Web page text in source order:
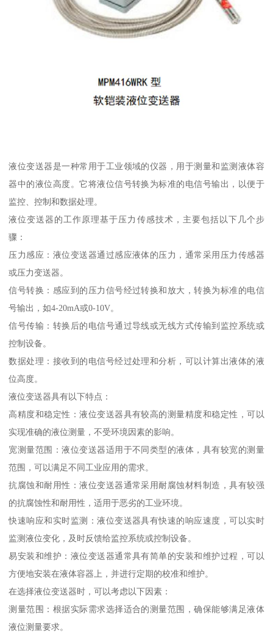
液位变送器是一种常用于工业领域的仪器，用于测量和监测液体容
器中的液位高度。它将液位信号转换为标准的电信号输出，以便于
监控、控制和数据处理。
液位变送器的工作原理基于压力传感技术，主要包括以下几个步
骤：
压力感应：液位变送器通过感应液体的压力，通常采用压力传感器
或压力变送器。
信号转换：感应到的压力信号经过转换和放大，转换为标准的电信
号输出，如4-20mA或0-10V。
信号传输：转换后的电信号通过导线或无线方式传输到监控系统或
控制设备。
数据处理：接收到的电信号经过处理和分析，可以计算出液体的液
位高度。
液位变送器具有以下特点：
高精度和稳定性：液位变送器具有较高的测量精度和稳定性，可以
实现准确的液位测量，不受环境因素的影响。
宽测量范围：液位变送器适用于不同类型的液体，具有较宽的测量
范围，可以满足不同工业应用的需求。
抗腐蚀和耐用性：液位变送器通常采用耐腐蚀材料制造，具有较强
的抗腐蚀性和耐用性，适用于恶劣的工业环境。
快速响应和实时监测：液位变送器具有快速的响应速度，可以实时
监测液位变化，及时反馈给监控系统或控制设备。
易安装和维护：液位变送器通常具有简单的安装和维护过程，可以
方便地安装在液体容器上，并进行定期的校准和维护。
在选择液位变送器时，可以考虑以下因素：
测量范围：根据实际需求选择适合的测量范围，确保能够满足液体
液位测量要求。